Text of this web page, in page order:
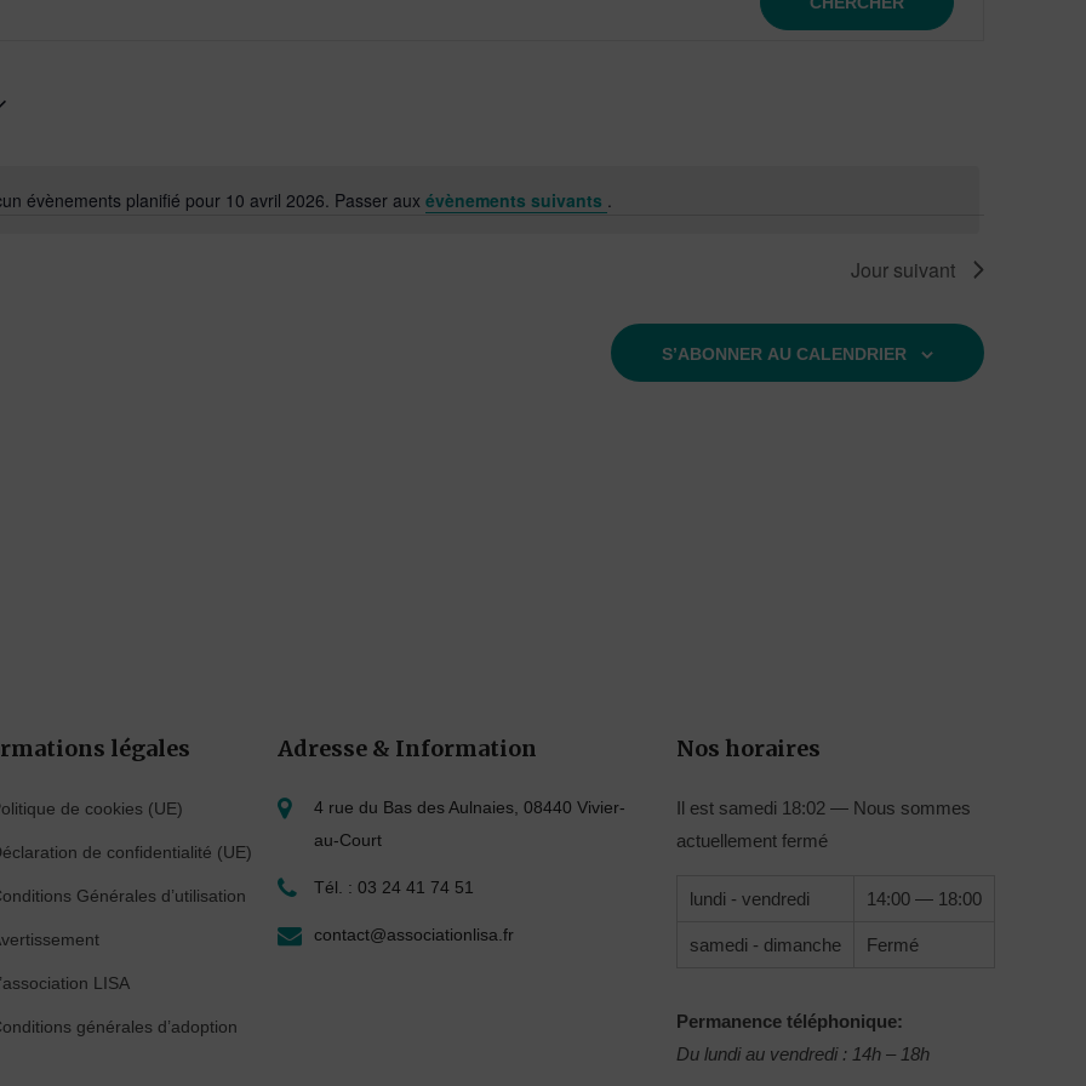
Notice
évènements planifié pour 10 avril 2026. Passer aux évènements suivants .
Jour suivant
S’ABONNER AU CALENDRIER
légales
de cookies (UE)
de confidentialité (UE)
Générales d’utilisation
LISA
générales d’adoption
Adresse & Information
4 rue du Bas des Aulnaies, 08440 Vivier-
au-Court
Tél. : 03 24 41 74 51
contact@associationlisa.fr
Nos horaires
Il estsamedi 18:02 — Nous sommes
actuellement fermé
lundi - vendredi 14:00 — 18:00
samedi - dimanche Fermé
Permanence téléphonique:
Du lundi au vendredi : 14h – 18h